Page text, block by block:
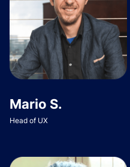
Mario S.
Head of UX